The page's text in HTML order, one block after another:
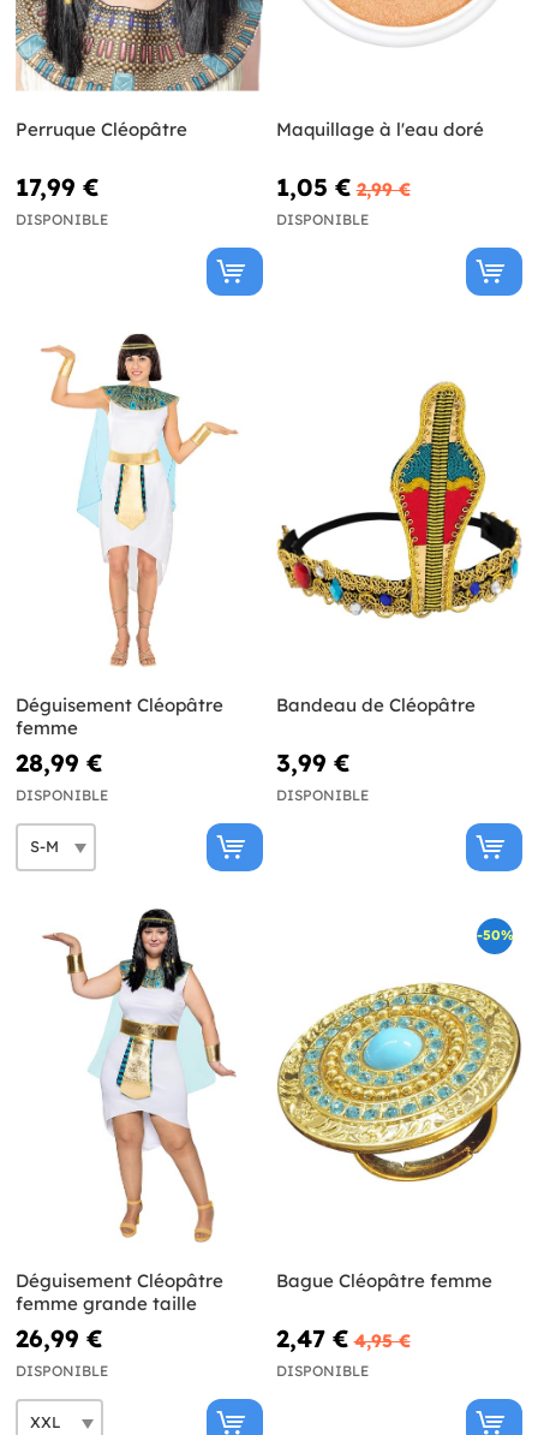
Perruque Cléopâtre
17,99 €
DISPONIBLE
Maquillage à l'eau doré
1,05 € 2,99 €
DISPONIBLE
Déguisement Cléopâtre
femme
28,99 €
DISPONIBLE
Bandeau de Cléopâtre
3,99 €
DISPONIBLE
Déguisement Cléopâtre
femme grande taille
26,99 €
DISPONIBLE
-50%
Bague Cléopâtre femme
2,47 € 4,95 €
DISPONIBLE